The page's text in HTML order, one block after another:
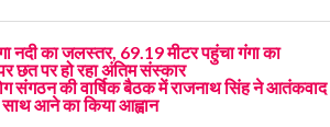
नदी का जलस्तर, 69.19 मीटर पहुंचा गंगा का
छत पर हो रहा अंतिम संस्कार
संगठन की वार्षिक बैठक में राजनाथ सिंह ने आतंकवाद
आने का किया आह्वान